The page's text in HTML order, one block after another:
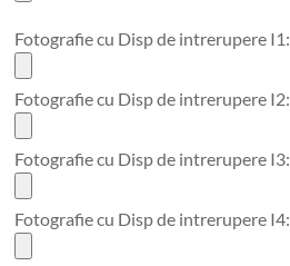
Fotografie cu Disp de intrerupere I1:
Fotografie cu Disp de intrerupere I2:
Fotografie cu Disp de intrerupere I3:
Fotografie cu Disp de intrerupere I4: